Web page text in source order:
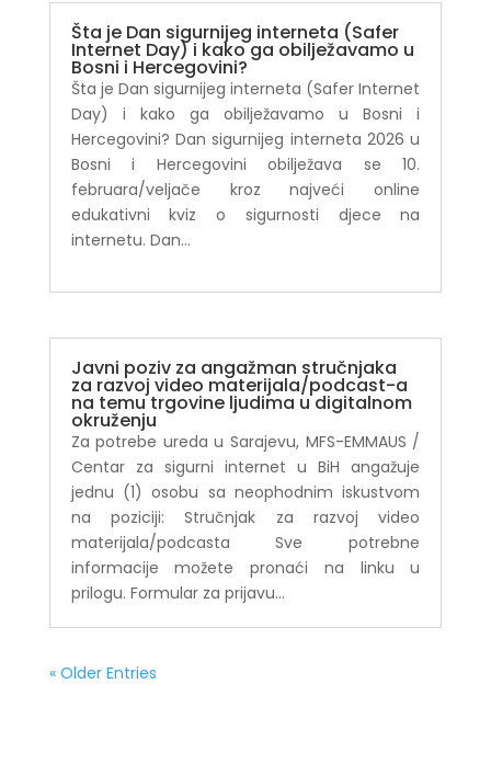
Šta je Dan sigurnijeg interneta (Safer
Internet Day) i kako ga obilježavamo u
Bosni i Hercegovini?
Šta je Dan sigurnijeg interneta (Safer Internet
Day) i kako ga obilježavamo u Bosni i
Hercegovini? Dan sigurnijeg interneta 2026 u
Bosni i Hercegovini obilježava se 10.
februara/veljače kroz najveći online
edukativni kviz o sigurnosti djece na
internetu. Dan...
Javni poziv za angažman stručnjaka
za razvoj video materijala/podcast-a
na temu trgovine ljudima u digitalnom
okruženju
Za potrebe ureda u Sarajevu, MFS-EMMAUS /
Centar za sigurni internet u BiH angažuje
jednu (1) osobu sa neophodnim iskustvom
na poziciji: Stručnjak za razvoj video
materijala/podcasta Sve potrebne
informacije možete pronaći na linku u
prilogu. Formular za prijavu...
« Older Entries